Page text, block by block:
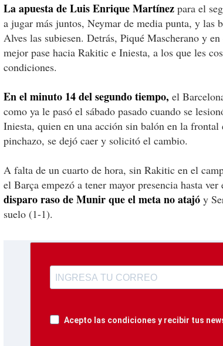
La apuesta de Luis Enrique Martínez para el
a jugar más juntos, Neymar de media punta, y las
Alves las subiesen. Detrás, Piqué Mascherano y
mejor pase hacia Rakitic e Iniesta, a los que les
condiciones.
En el minuto 14 del segundo tiempo, el
como ya le pasó el sábado pasado cuando se
Iniesta, quien en una acción sin balón en la frontal
pinchazo, se dejó caer y solicitó el cambio.
A falta de un cuarto de hora, sin Rakitic en el
el Barça empezó a tener mayor presencia hasta
disparo raso de Munir que el meta no atajó y
suelo (1-1).
Acepto las condiciones y recibir tus